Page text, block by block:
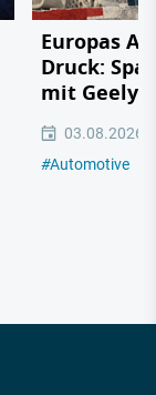
Europas
Druck:
mit Geely,
03.08.2026
#Automotive